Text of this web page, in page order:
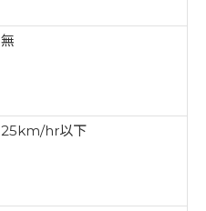
無
25km/hr以下